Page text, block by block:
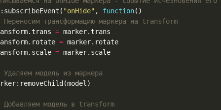
: subscribeEvent ( "onHide" , function()
трансформацию маркера на transform
. trans = marker. trans
. rotate = marker. rotate
. scale = marker. scale
модель из маркера
: removeChild (model)
модель в transform